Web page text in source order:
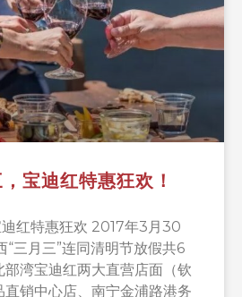
宝迪红特惠狂欢！
红特惠狂欢 2017年3月30
“三月三”连同清明节放假共6
部湾宝迪红两大直营店面（钦
销中心店、南宁金浦路港务